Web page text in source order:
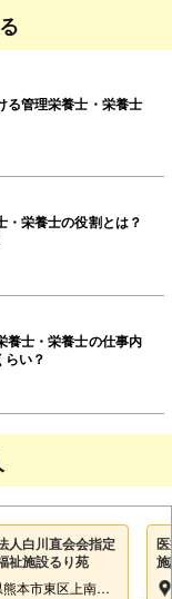
る管理栄養士・栄養士
・栄養士の役割とは？
養士・栄養士の仕事内
らい？
人白川直会会指定
祉施設るり苑
熊本県熊本市東区上南部1-16-36